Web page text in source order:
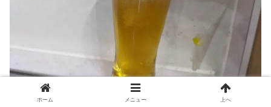
完成。ホーム メニュー 上へ